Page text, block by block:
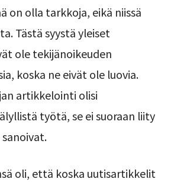
on olla tarkkoja, eikä niissä
Tästä syystä yleiset
ole tekijänoikeuden
koska ne eivät ole luovia.
artikkelointi olisi
työtä, se ei suoraan liity
sanoivat.
oli, että koska uutisartikkelit